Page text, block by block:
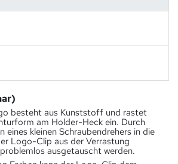
besteht aus Kunststoff und rastet
am Holder-Heck ein. Durch
eines kleinen Schraubendrehers in die
Logo-Clip aus der Verrastung
ausgetauscht werden.